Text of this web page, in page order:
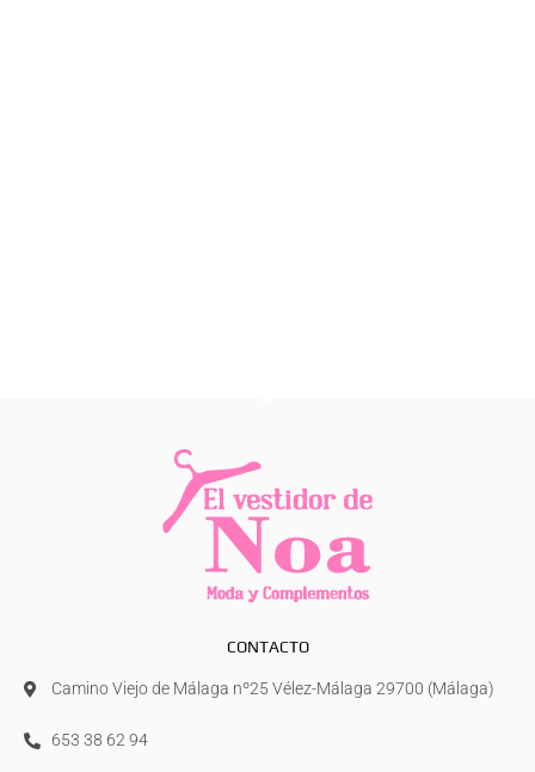
CONTACTO
Camino Viejo de Málaga nº25 Vélez-Málaga 29700 (Málaga)
653 38 62 94